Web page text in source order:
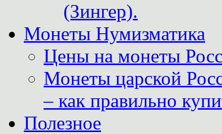
(Зингер).
Монеты Нумизматика
Цены на монеты
Монеты царской
– как правильно
Полезное